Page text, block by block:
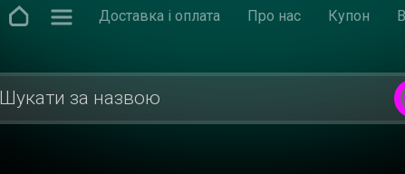
Доставка і оплата Про нас Купон